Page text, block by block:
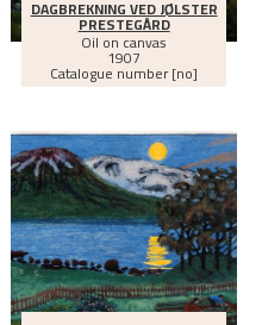
DAGBREKNING VED JØLSTER
PRESTEGÅRD
Oil on canvas
1907
Catalogue number [no]